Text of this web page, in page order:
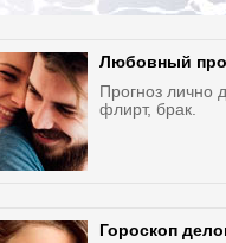
Любовный
Прогноз лично
флирт, брак.
Гороскоп